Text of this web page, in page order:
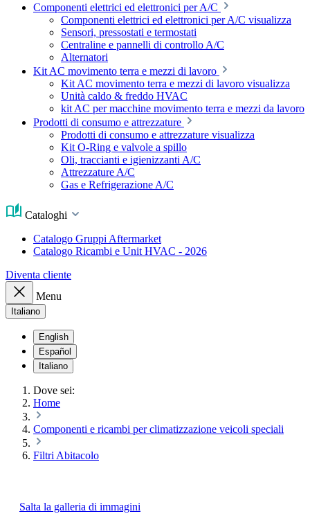
Componenti elettrici ed elettronici per A/C
Componenti elettrici ed elettronici per A/C visualizza
Sensori, pressostati e termostati
Centraline e pannelli di controllo A/C
Alternatori
Kit AC movimento terra e mezzi di lavoro
Kit AC movimento terra e mezzi di lavoro visualizza
Unità caldo & freddo HVAC
kit AC per macchine movimento terra e mezzi da lavoro
Prodotti di consumo e attrezzature
Prodotti di consumo e attrezzature visualizza
Kit O-Ring e valvole a spillo
Oli, traccianti e igienizzanti A/C
Attrezzature A/C
Gas e Refrigerazione A/C
Cataloghi
Catalogo Gruppi Aftermarket
Catalogo Ricambi e Unit HVAC - 2026
Diventa cliente
Menu
Italiano
English
Español
Italiano
Dove sei:
Home
Componenti e ricambi per climatizzazione veicoli speciali
Filtri Abitacolo
Salta la galleria di immagini